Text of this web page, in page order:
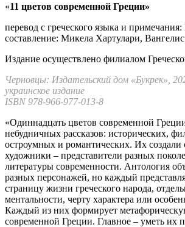
«11 цветов современной Греции»
перевод с греческого языка и
составление: Микела Хартулари,
Издание осуществлено филиалом
Черновцы: Издательский дом «Букрек»,
украинское издание
ISBN 978-966-977-013-8
«Одиннадцать цветов современной
небудничных рассказов: исторических,
остроумных и романтических. Их создали
художники – представители разных
литературы современности. Антология
разных персонажей, но каждый
страницу жизни греческого народа,
ментальности, черту характера или
Каждый из них формирует
современной Греции. Главное – уметь их